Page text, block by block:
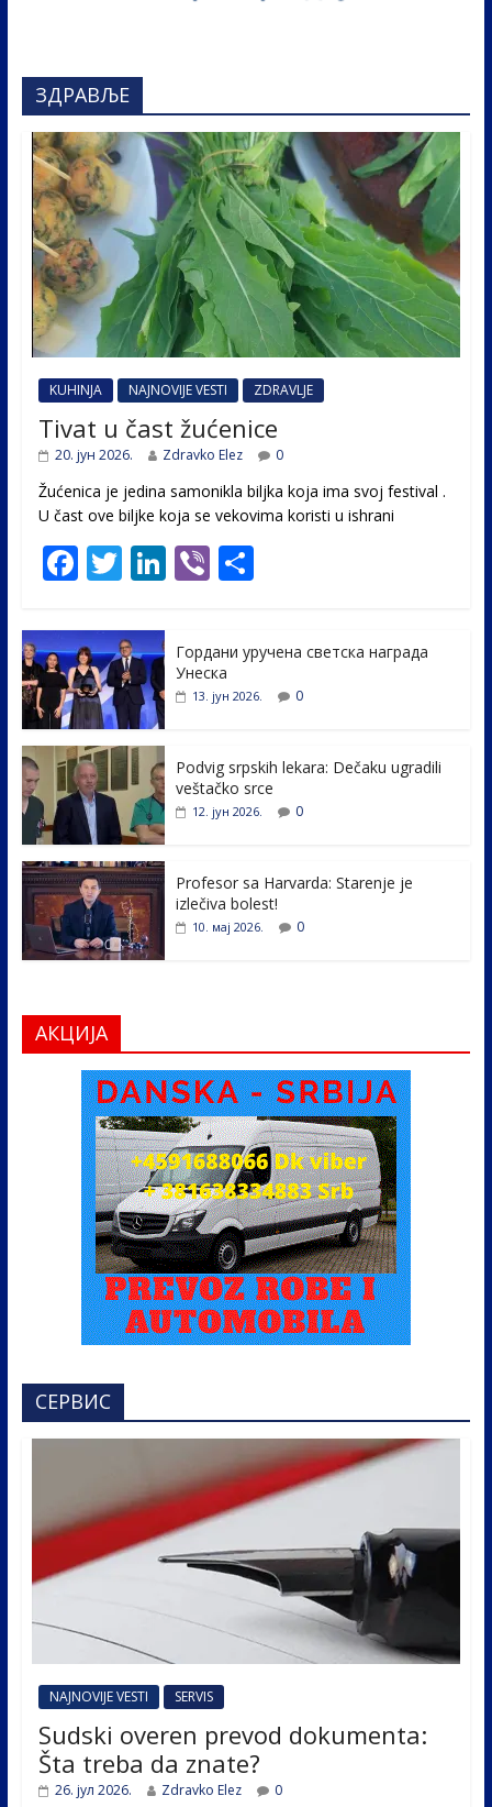
ЗДРАВЉЕ
KUHINJA NAJNOVIJE VESTI ZDRAVLJE
Tivat u čast žućenice
20. јун 2026. Zdravko Elez 0
Žućenica je jedina samonikla biljka koja ima svoj festival .
U čast ovе biljke koja se vekovima koristi u ishrani
F
e
b
o
o
k
T
itt
er
Li
e
dI
Vi S
e
Гордани уручена светска награда
Унеска
13. јун 2026. 0
Podvig srpskih lekara: Dečaku ugradili
veštačko srce
12. јун 2026. 0
Profesor sa Harvarda: Starenje je
izlečiva bolest!
10. мај 2026. 0
АКЦИЈА
СЕРВИС
NAJNOVIJE VESTI SERVIS
Sudski overen prevod dokumenta:
Šta treba da znate?
26. јул 2026. Zdravko Elez 0